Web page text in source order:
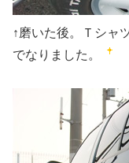
↑磨いた後。Ｔシャ
でなりました。